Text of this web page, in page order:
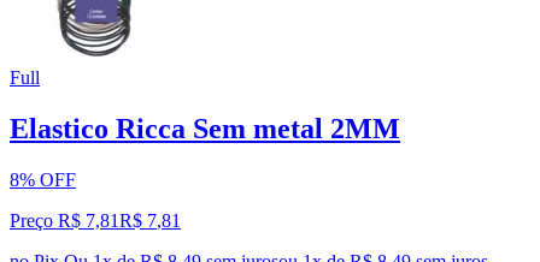
Full
Elastico Ricca Sem metal 2MM
8% OFF
Preço R$ 7,81R$ 7,81